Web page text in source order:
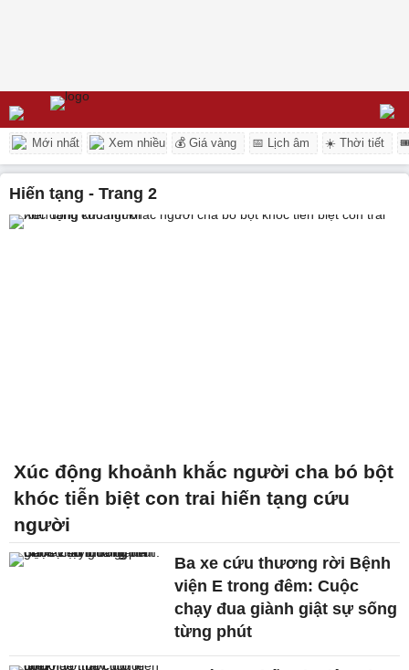
Mới nhất Xem nhiều 💰 Giá vàng 📅 Lịch âm ☀️ Thời tiết
hiến tạng - Trang 2
Xúc động khoảnh khắc người cha bó bột
khóc tiễn biệt con trai hiến tạng cứu
người
Ba xe cứu thương rời Bệnh
viện E trong đêm: Cuộc
chạy đua giành giật sự sống
từng phút